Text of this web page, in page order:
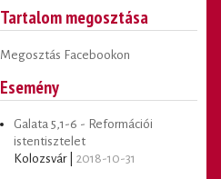
Tartalom megosztása
Megosztás Facebookon
Esemény
Galata 5,1-6 - Reformációi
istentisztelet
Kolozsvár | 2018-10-31